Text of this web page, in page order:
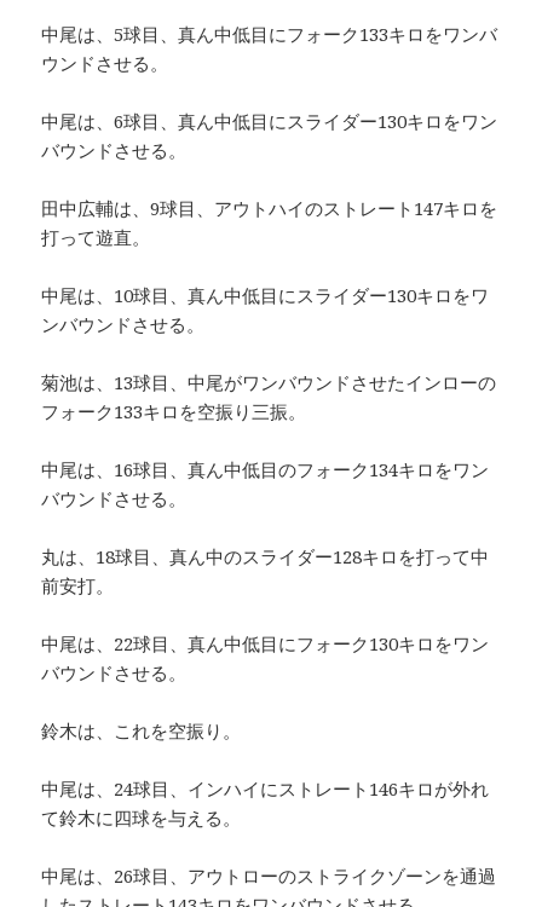
中尾は、5球目、真ん中低目にフォーク133キロをワンバ
ウンドさせる。
中尾は、6球目、真ん中低目にスライダー130キロをワン
バウンドさせる。
田中広輔は、9球目、アウトハイのストレート147キロを
打って遊直。
中尾は、10球目、真ん中低目にスライダー130キロをワ
ンバウンドさせる。
菊池は、13球目、中尾がワンバウンドさせたインローの
フォーク133キロを空振り三振。
中尾は、16球目、真ん中低目のフォーク134キロをワン
バウンドさせる。
丸は、18球目、真ん中のスライダー128キロを打って中
前安打。
中尾は、22球目、真ん中低目にフォーク130キロをワン
バウンドさせる。
鈴木は、これを空振り。
中尾は、24球目、インハイにストレート146キロが外れ
て鈴木に四球を与える。
中尾は、26球目、アウトローのストライクゾーンを通過